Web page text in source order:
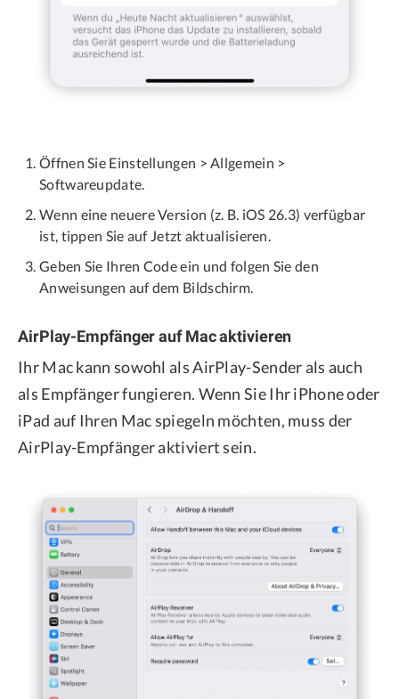
Öffnen Sie Einstellungen > Allgemein >
Softwareupdate.
Wenn eine neuere Version (z. B. iOS 26.3) verfügbar
ist, tippen Sie auf Jetzt aktualisieren.
Geben Sie Ihren Code ein und folgen Sie den
Anweisungen auf dem Bildschirm.
AirPlay-Empfänger auf Mac aktivieren
Ihr Mac kann sowohl als AirPlay-Sender als auch
als Empfänger fungieren. Wenn Sie Ihr iPhone oder
iPad auf Ihren Mac spiegeln möchten, muss der
AirPlay-Empfänger aktiviert sein.